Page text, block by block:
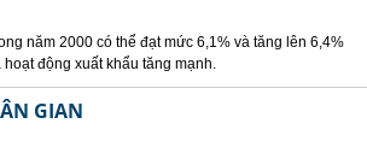
năm 2000 có thể đạt mức 6,1% và tăng lên 6,4%
động xuất khẩu tăng mạnh.
GIAN